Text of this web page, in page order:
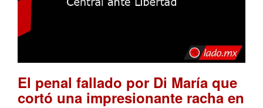
El penal fallado por Di María que
cortó una impresionante racha en